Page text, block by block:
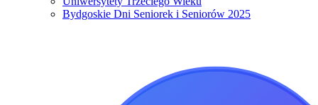
Bydgoskie Dni Seniorek i Seniorów 2025